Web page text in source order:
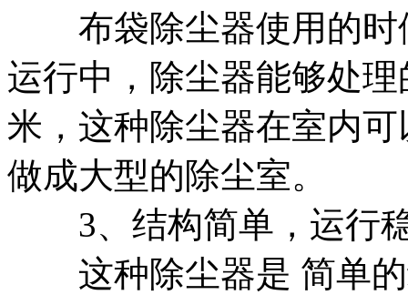
布袋除尘器使用的时
运行中，除尘器能够处
米，这种除尘器在室内
做成大型的除尘室。
3、结构简单，运行
这种除尘器是 简单的